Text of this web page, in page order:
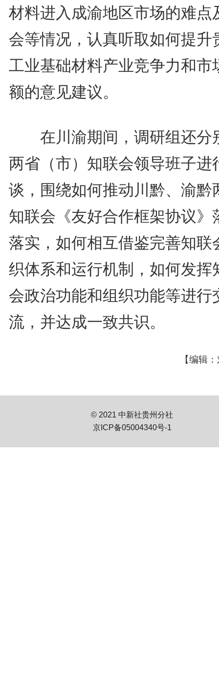
材料进入成渝地区市场的难点
会等情况，认真听取如何提升
工业基础材料产业竞争力和市
额的意见建议。
在川渝期间，调研组还分
两省（市）知联会领导班子进
谈，围绕如何推动川黔、渝黔
知联会《友好合作框架协议》
落实，如何相互借鉴完善知联
织体系和运行机制，如何发挥
会政治功能和组织功能等进行
流，并达成一致共识。
【编辑
© 2021 中新社贵州分社
京ICP备05004340号-1